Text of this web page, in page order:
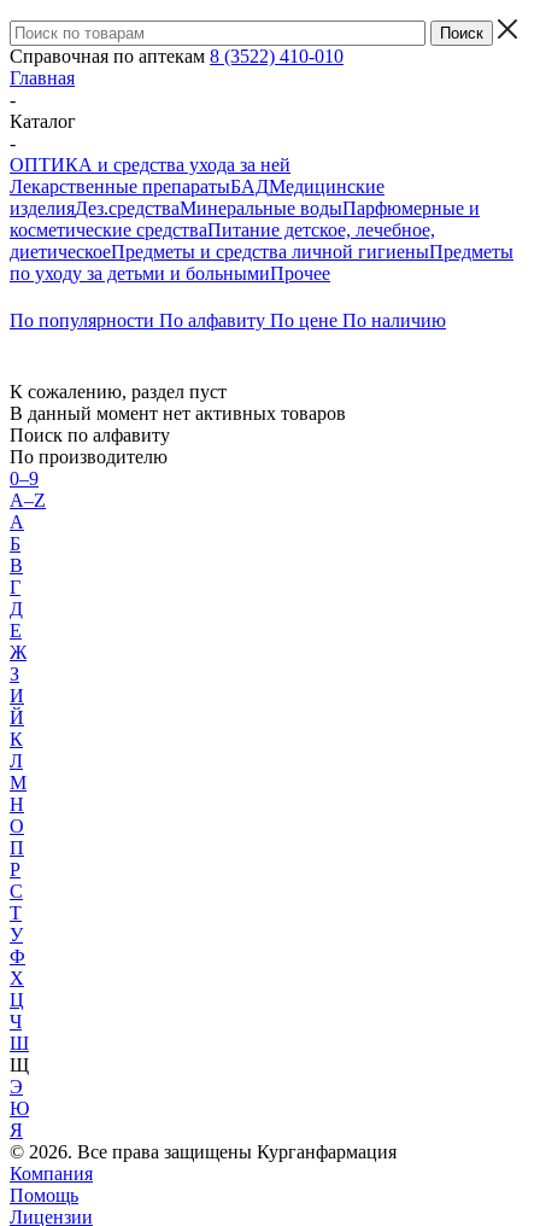
Справочная по аптекам 8 (3522) 410-010
Главная
-
Каталог
-
ОПТИКА и средства ухода за ней
Лекарственные препаратыБАДМедицинские
изделияДез.средстваМинеральные водыПарфюмерные и
косметические средстваПитание детское, лечебное,
диетическоеПредметы и средства личной гигиеныПредметы
по уходу за детьми и больнымиПрочее
По популярности По алфавиту По цене По наличию
К сожалению, раздел пуст
В данный момент нет активных товаров
Поиск по алфавиту
По производителю
0–9
A–Z
А
Б
В
Г
Д
Е
Ж
З
И
Й
К
Л
М
Н
О
П
Р
С
Т
У
Ф
Х
Ц
Ч
Ш
Щ
Э
Ю
Я
© 2026. Все права защищены Курганфармация
Компания
Помощь
Лицензии